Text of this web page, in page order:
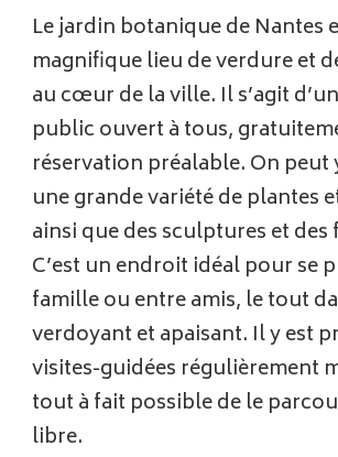
Le jardin botanique de Nantes
magnifique lieu de verdure et
au cœur de la ville. Il s’agit
public ouvert à tous,
réservation préalable. On peut
une grande variété de plantes
ainsi que des sculptures et
C’est un endroit idéal pour se
famille ou entre amis, le tout
verdoyant et apaisant. Il y est
visites-guidées régulièrement
tout à fait possible de le
libre.